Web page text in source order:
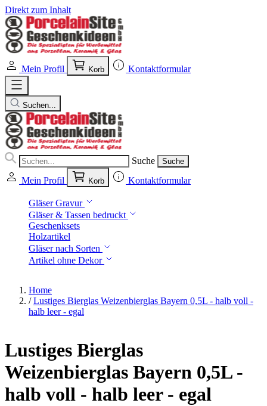
Direkt zum Inhalt
Mein Profil Korb Kontaktformular
Suchen...
Suche Suche
Mein Profil Korb Kontaktformular
Gläser Gravur
Gläser & Tassen bedruckt
Geschenksets
Holzartikel
Gläser nach Sorten
Artikel ohne Dekor
Home
/ Lustiges Bierglas Weizenbierglas Bayern 0,5L - halb voll -
halb leer - egal
Lustiges Bierglas
Weizenbierglas Bayern 0,5L -
halb voll - halb leer - egal